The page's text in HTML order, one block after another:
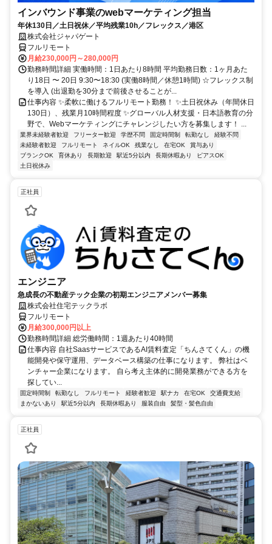
インバウンド事業のwebマーケティング担当
年休130日／土日祝休／平均残業10h／フレックス／港区
株式会社ジャパゲート
フルリモート
月給230,000円～280,000円
勤務時間詳細 実働時間：1日あたり8時間 平均勤務日数：1ヶ月あた
り18日 〜 20日 9:30〜18:30 (実働8時間／休憩1時間) ☆フレックス制
を導入 (出退勤を30分まで前後させることが...
仕事内容 ✨柔軟に働けるフルリモート勤務！ ✨土日祝休み（年間休日
130日）、残業月10時間程度 ✨グローバル人材支援・日本語教育の分
野で、Webマーケティングにチャレンジしたい方を募集します！ ...
業界未経験者歓迎 フリーター歓迎 学歴不問 固定時間制 転勤なし
経験不問
未経験者歓迎
フルリモート ネイルOK 残業なし 在宅OK
賞与あり
ブランクOK
育休あり 長期歓迎 駅近5分以内 長期休暇あり
ピアスOK
土日祝休み
正社員
エンジニア
急成長の不動産テック企業の初期エンジニアメンバー募集
株式会社住宅テックラボ
フルリモート
月給300,000円以上
勤務時間詳細 総労働時間：1週あたり40時間
仕事内容 自社SaasサービスであるAI賃料査定「ちんさてくん」の機
能開発や保守運用、データベース構築の仕事になります。 弊社はベ
ンチャー企業になります。 自ら考え主体的に開発業務ができる方を
探してい...
固定時間制 転勤なし フルリモート 経験者歓迎 駅ナカ 在宅OK
交通費支給
まかないあり
駅近5分以内 長期休暇あり 服装自由 髪型・髪色自由
正社員